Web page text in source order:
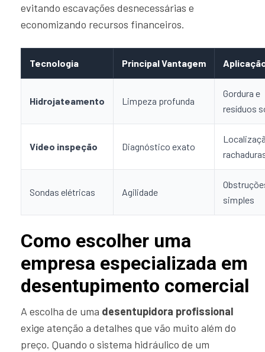
evitando escavações desnecessárias e
economizando recursos financeiros.
Tecnologia Principal Vantagem
Hidrojateamento Limpeza profunda
Gordura e
resíduos
Vídeo inspeção Diagnóstico exato
Sondas elétricas Agilidade
simples
Como escolher uma
empresa especializada em
desentupimento comercial
A escolha de uma desentupidora profissional
exige atenção a detalhes que vão muito além do
preço. Quando o sistema hidráulico de um